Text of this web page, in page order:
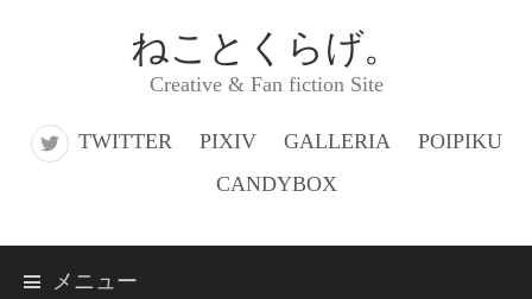
ス
ねことくらげ。
Creative & Fan fiction Site
TWITTER PIXIV GALLERIA
POIPIKU
CANDYBOX
メニュー